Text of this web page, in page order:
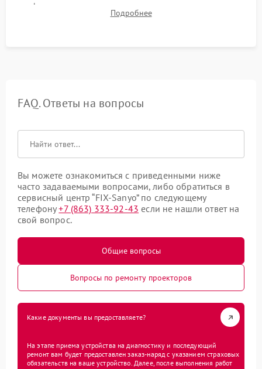
фокуса, контрастности и цветопередачи на тестовых
таблицах. Проверка работы всех видеовходов и кнопок
Подробнее
FAQ. Ответы на вопросы
Вы можете ознакомиться с приведенными ниже
часто задаваемыми вопросами, либо обратиться в
сервисный центр “FIX-Sanyo” по следующему
телефону+7 (863) 333-92-43 если не нашли ответ на
свой вопрос.
Общие вопросы
Вопросы по ремонту проекторов
Какие документы вы предоставляете?
На этапе приема устройства на диагностику и последующий
ремонт вам будет предоставлен заказ-наряд с указанием страховых
обязательств на ваше устройство. Далее, после выполнения работ